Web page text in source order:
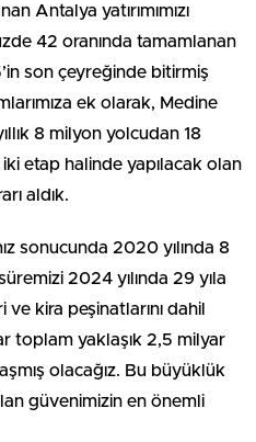
Antalya yatırımımızı
42 oranında tamamlanan
son çeyreğinde bitirmiş
ek olarak, Medine
8 milyon yolcudan 18
etap halinde yapılacak olan
aldık.
sonucunda 2020 yılında 8
2024 yılında 29 yıla
ve kira peşinatlarını dahil
toplam yaklaşık 2,5 milyar
olacağız. Bu büyüklük
güvenimizin en önemli